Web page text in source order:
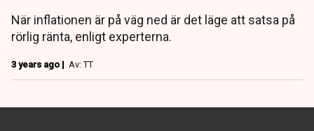
När inflationen är på väg ned är det läge att satsa på
rörlig ränta, enligt experterna.
3 years ago | Av: TT